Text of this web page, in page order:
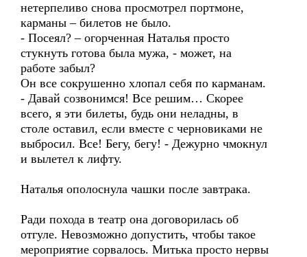
нетерпеливо снова просмотрел портмоне,
карманы – билетов не было.
- Посеял? – огорченная Наталья просто
стукнуть готова была мужа, - может, на
работе забыл?
Он все сокрушенно хлопал себя по карманам.
- Давай созвонимся! Все решим… Скорее
всего, я эти билеты, будь они неладны, в
столе оставил, если вместе с черновиками не
выбросил. Все! Бегу, бегу! - Дежурно чмокнул
и вылетел к лифту.
Наталья ополоснула чашки после завтрака.
Ради похода в театр она договорилась об
отгуле. Невозможно допустить, чтобы такое
мероприятие сорвалось. Митька просто нервы